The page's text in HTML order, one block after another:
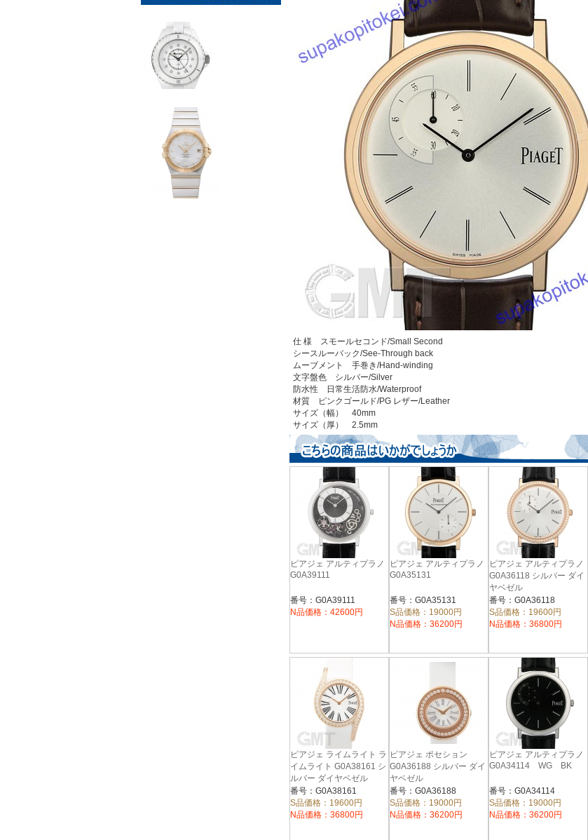
仕 様 スモールセコンド/Small Second
シースルーバック/See-Through back
ムーブメント 手巻き/Hand-winding
文字盤色 シルバー/Silver
防水性 日常生活防水/Waterproof
材質 ピンクゴールド/PG レザー/Leather
サイズ（幅） 40mm
サイズ（厚） 2.5mm
ピアジェ アルティプラノ
G0A39111
番号：G0A39111
N品価格：42600円
ピアジェ アルティプラノ
G0A35131
番号：G0A35131
S品価格：19000円
N品価格：36200円
ピアジェ アルティプラノ
G0A36118 シルバー ダイ
ヤベゼル
番号：G0A36118
S品価格：19600円
N品価格：36800円
ピアジェ ライムライト ラ
イムライト G0A38161 シ
ルバー ダイヤベゼル
番号：G0A38161
S品価格：19600円
N品価格：36800円
ピアジェ ポセション
G0A36188 シルバー ダイ
ヤベゼル
番号：G0A36188
S品価格：19000円
N品価格：36200円
ピアジェ アルティプラノ
G0A34114 WG BK
番号：G0A34114
S品価格：19000円
N品価格：36200円